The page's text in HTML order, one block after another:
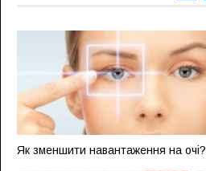
Як зменшити навантаження на очі?